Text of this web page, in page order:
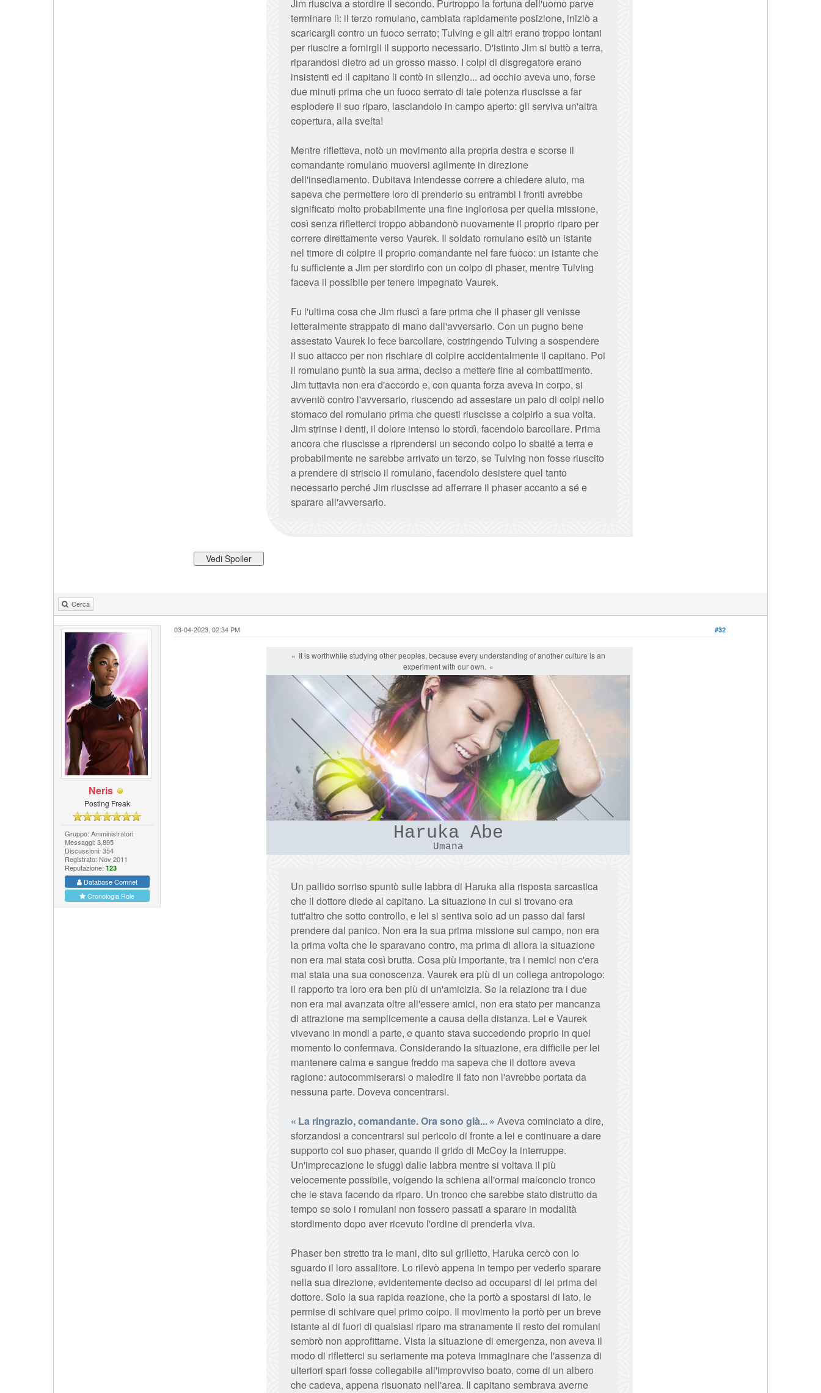
Jim riusciva a stordire il secondo. Purtroppo la fortuna dell'uomo parve
terminare lì: il terzo romulano, cambiata rapidamente posizione, iniziò a
scaricargli contro un fuoco serrato; Tulving e gli altri erano troppo lontani
per riuscire a fornirgli il supporto necessario. D'istinto Jim si buttò a terra,
riparandosi dietro ad un grosso masso. I colpi di disgregatore erano
insistenti ed il capitano li contò in silenzio... ad occhio aveva uno, forse
due minuti prima che un fuoco serrato di tale potenza riuscisse a far
esplodere il suo riparo, lasciandolo in campo aperto: gli serviva un'altra
copertura, alla svelta!
Mentre rifletteva, notò un movimento alla propria destra e scorse il
comandante romulano muoversi agilmente in direzione
dell'insediamento. Dubitava intendesse correre a chiedere aiuto, ma
sapeva che permettere loro di prenderlo su entrambi i fronti avrebbe
significato molto probabilmente una fine ingloriosa per quella missione,
così senza rifletterci troppo abbandonò nuovamente il proprio riparo per
correre direttamente verso Vaurek. Il soldato romulano esitò un istante
nel timore di colpire il proprio comandante nel fare fuoco: un istante che
fu sufficiente a Jim per stordirlo con un colpo di phaser, mentre Tulving
faceva il possibile per tenere impegnato Vaurek.
Fu l'ultima cosa che Jim riuscì a fare prima che il phaser gli venisse
letteralmente strappato di mano dall'avversario. Con un pugno bene
assestato Vaurek lo fece barcollare, costringendo Tulving a sospendere
il suo attacco per non rischiare di colpire accidentalmente il capitano. Poi
il romulano puntò la sua arma, deciso a mettere fine al combattimento.
Jim tuttavia non era d'accordo e, con quanta forza aveva in corpo, si
avventò contro l'avversario, riuscendo ad assestare un paio di colpi nello
stomaco del romulano prima che questi riuscisse a colpirlo a sua volta.
Jim strinse i denti, il dolore intenso lo stordì, facendolo barcollare. Prima
ancora che riuscisse a riprendersi un secondo colpo lo sbatté a terra e
probabilmente ne sarebbe arrivato un terzo, se Tulving non fosse riuscito
a prendere di striscio il romulano, facendolo desistere quel tanto
necessario perché Jim riuscisse ad afferrare il phaser accanto a sé e
sparare all'avversario.
Cerca
Neris
Posting Freak
Gruppo: Amministratori
Messaggi: 3,895
Discussioni: 354
Registrato: Nov 2011
Reputazione: 123
Database Comnet
Cronologia Role
#32
03-04-2023, 02:34 PM
It is worthwhile studying other peoples, because every understanding of another culture is an
experiment with our own.
Haruka Abe
Umana
Un pallido sorriso spuntò sulle labbra di Haruka alla risposta sarcastica
che il dottore diede al capitano. La situazione in cui si trovano era
tutt'altro che sotto controllo, e lei si sentiva solo ad un passo dal farsi
prendere dal panico. Non era la sua prima missione sul campo, non era
la prima volta che le sparavano contro, ma prima di allora la situazione
non era mai stata così brutta. Cosa più importante, tra i nemici non c'era
mai stata una sua conoscenza. Vaurek era più di un collega antropologo:
il rapporto tra loro era ben più di un'amicizia. Se la relazione tra i due
non era mai avanzata oltre all'essere amici, non era stato per mancanza
di attrazione ma semplicemente a causa della distanza. Lei e Vaurek
vivevano in mondi a parte, e quanto stava succedendo proprio in quel
momento lo confermava. Considerando la situazione, era difficile per lei
mantenere calma e sangue freddo ma sapeva che il dottore aveva
ragione: autocommiserarsi o maledire il fato non l'avrebbe portata da
nessuna parte. Doveva concentrarsi.
La ringrazio, comandante. Ora sono già...
Aveva cominciato a dire,
sforzandosi a concentrarsi sul pericolo di fronte a lei e continuare a dare
supporto col suo phaser, quando il grido di McCoy la interruppe.
Un'imprecazione le sfuggì dalle labbra mentre si voltava il più
velocemente possibile, volgendo la schiena all'ormai malconcio tronco
che le stava facendo da riparo. Un tronco che sarebbe stato distrutto da
tempo se solo i romulani non fossero passati a sparare in modalità
stordimento dopo aver ricevuto l'ordine di prenderla viva.
Phaser ben stretto tra le mani, dito sul grilletto, Haruka cercò con lo
sguardo il loro assalitore. Lo rilevò appena in tempo per vederlo sparare
nella sua direzione, evidentemente deciso ad occuparsi di lei prima del
dottore. Solo la sua rapida reazione, che la portò a spostarsi di lato, le
permise di schivare quel primo colpo. Il movimento la portò per un breve
istante al di fuori di qualsiasi riparo ma stranamente il resto dei romulani
sembrò non approfittarne. Vista la situazione di emergenza, non aveva il
modo di rifletterci su seriamente ma poteva immaginare che l'assenza di
ulteriori spari fosse collegabile all'improvviso boato, come di un albero
che cadeva, appena risuonato nell'area. Il capitano sembrava averne